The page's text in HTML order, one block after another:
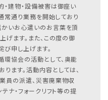
建物・設備被害は御座い
常通り業務を開始しており
かいお心遣いのお言葉を頂
げます。また、この度の御
び申し上げます。
協会の活動として、奥能
ます。活動内容としては、
員の派遣、災害廃棄物収
ナ・フォークリフト等の提